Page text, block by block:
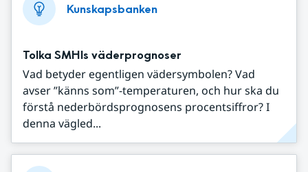
Kunskapsbanken
Tolka SMHIs väderprognoser
Vad betyder egentligen vädersymbolen? Vad
avser ”känns som”-temperaturen, och hur ska du
förstå nederbördsprognosens procentsiffror? I
denna vägled...